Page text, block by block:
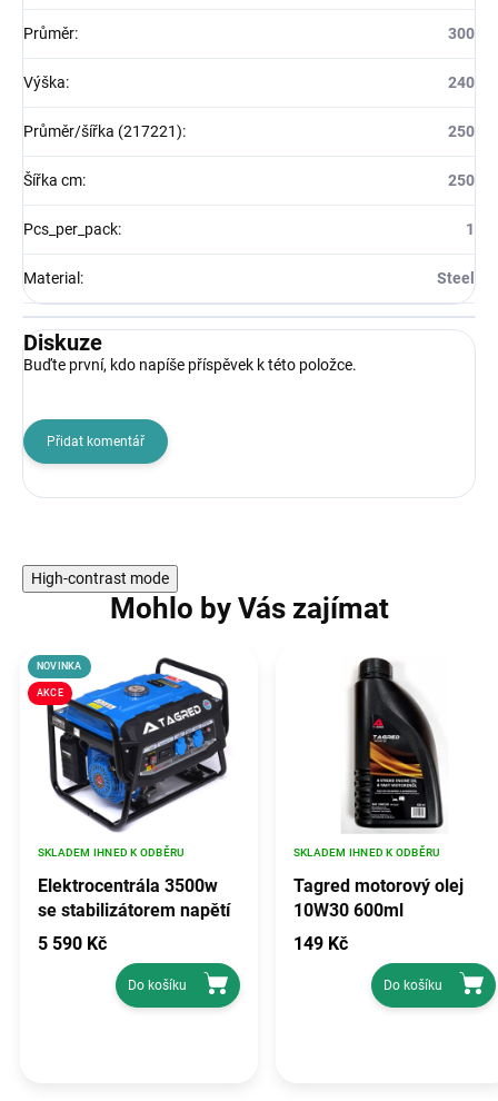
Průměr: 300
Výška: 240
Průměr/šířka (217221): 250
Šířka cm: 250
Pcs_per_pack: 1
Material : Steel
Diskuze
Buďte první, kdo napíše příspěvek k této položce.
Přidat komentář
High-contrast mode
Mohlo by Vás zajímat
AKCE
NOVINKA
Elektrocentrála 3500w
se stabilizátorem napětí
avr, TAGRED TA3500GHX
SKLADEM IHNED K ODBĚRU
5 590 Kč
Do košíku
Tagred motorový olej
10W30 600ml
SKLADEM IHNED K ODBĚRU
149 Kč
Do košíku